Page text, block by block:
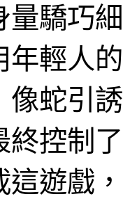
量驕巧
年輕人
像蛇引
終控制
這遊戲